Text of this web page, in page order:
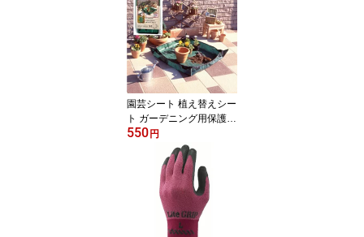
園芸シート 植え替えシー
ト ガーデニング用保護シ
ート サニーシート M
550 円